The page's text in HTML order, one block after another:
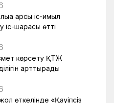
қарсы іс-қимыл
іс-шарасы өтті
көрсету ҚТЖ
арттырады
өткелінде «Қауіпсіз